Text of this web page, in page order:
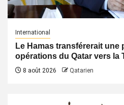
International
Le Hamas transférerait une
opérations du Qatar vers la
8 août 2026 Qatarien